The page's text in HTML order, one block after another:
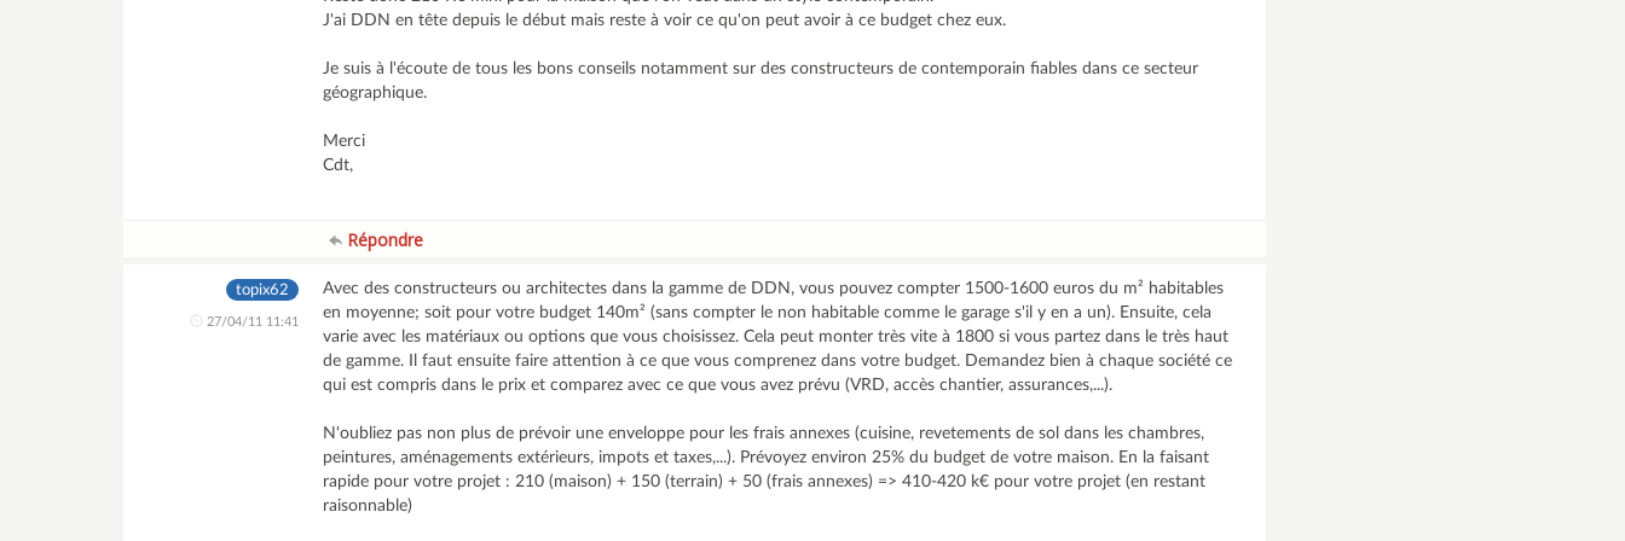
J'ai DDN en tête depuis le début mais reste à voir ce qu'on peut avoir à ce budget chez eux.
Je suis à l'écoute de tous les bons conseils notamment sur des constructeurs de contemporain fiables dans ce secteur
géographique.
Merci
Cdt,
Répondre
topix62
27/04/11 11:41
Avec des constructeurs ou architectes dans la gamme de DDN, vous pouvez compter 1500-1600 euros du m² habitables
en moyenne; soit pour votre budget 140m² (sans compter le non habitable comme le garage s'il y en a un). Ensuite, cela
varie avec les matériaux ou options que vous choisissez. Cela peut monter très vite à 1800 si vous partez dans le très haut
de gamme. Il faut ensuite faire attention à ce que vous comprenez dans votre budget. Demandez bien à chaque société ce
qui est compris dans le prix et comparez avec ce que vous avez prévu (VRD, accès chantier, assurances,...).
N'oubliez pas non plus de prévoir une enveloppe pour les frais annexes (cuisine, revetements de sol dans les chambres,
peintures, aménagements extérieurs, impots et taxes,...). Prévoyez environ 25% du budget de votre maison. En la faisant
rapide pour votre projet : 210 (maison) + 150 (terrain) + 50 (frais annexes) => 410-420 k€ pour votre projet (en restant
raisonnable)